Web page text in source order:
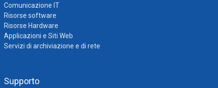
Comunicazione IT
Risorse software
Risorse Hardware
Applicazioni e Siti Web
Servizi di archiviazione e di rete
Supporto